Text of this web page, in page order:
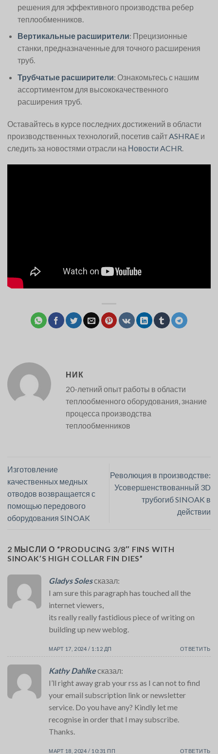
решения для эффективного производства ребер
теплообменников.
Вертикальные расширители: Прецизионные
станки, предназначенные для точного расширения
труб.
Трубчатые расширители: Ознакомьтесь с нашим
ассортиментом для высококачественного
расширения труб.
Оставайтесь в курсе последних достижений в области
производственных технологий, посетив сайт ASHRAE и
следить за новостями отрасли на Новости ACHR
НИК
20-летний опыт работы в области
теплообменного оборудования, знание
процесса производства
теплообменников
Изготовление
качественных медных
отводов возвращается с
помощью передового
оборудования SINOAK
Революция в производстве:
Усовершенствованный 3D
трубогиб SINOAK в
действии
2 МЫСЛИ О “PRODUCING 3/8″ FINS WITH
SINOAK’S HIGH COLLAR FIN DIES”
Gladys Solesсказал:
I am sure this paragraph has touched all the
internet viewers,
its really really fastidious piece of writing on
building up new weblog.
МАРТ 17, 2024 / 1:12 ДП ОТВЕТИТЬ
Kathy Dahlkeсказал:
I’ll right away grab your rss as I can not to find
your email subscription link or newsletter
service. Do you have any? Kindly let me
recognise in order that I may subscribe.
Thanks.
МАРТ 18, 2024 / 10:31 ПП ОТВЕТИТЬ